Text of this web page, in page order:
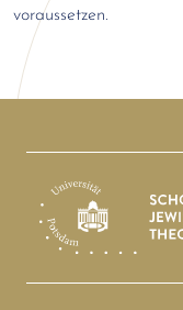
voraussetzen.